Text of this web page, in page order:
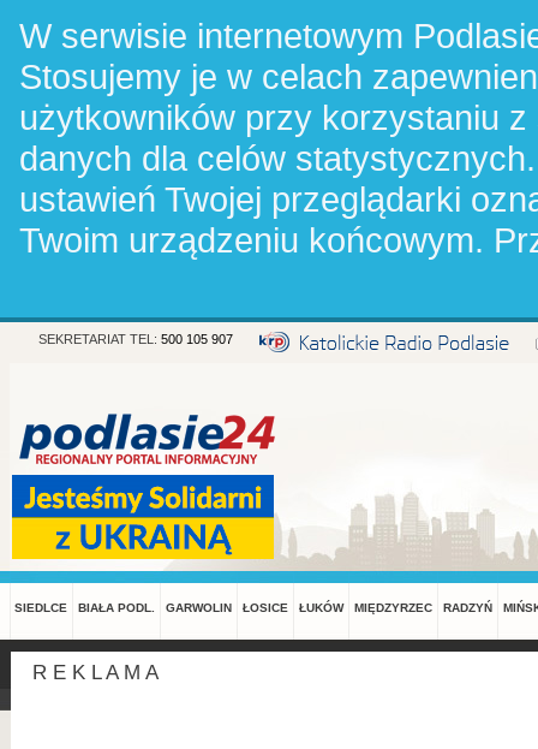
W serwisie internetowym
Stosujemy je w celach
użytkowników przy korzystaniu
danych dla celów
ustawień Twojej przeglądarki
Twoim urządzeniu końcowym.
SEKRETARIAT TEL: 500 105 907
SIEDLCE BIAŁA PODL. GARWOLIN ŁOSICE ŁUKÓW MIĘDZYRZEC RADZYŃ
R E K L A M A